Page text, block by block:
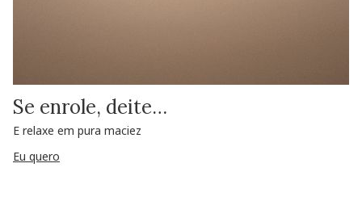
Se enrole, deite…
E relaxe em pura maciez
Eu quero